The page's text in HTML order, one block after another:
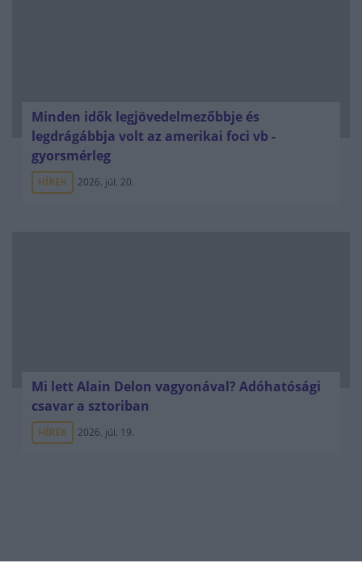
Minden idők legjövedelmezőbbje és
legdrágábbja volt az amerikai foci vb -
gyorsmérleg
HÍREK 2026. júl. 20.
Mi lett Alain Delon vagyonával? Adóhatósági
csavar a sztoriban
HÍREK 2026. júl. 19.